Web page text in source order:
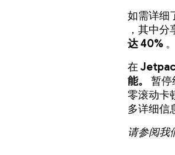
如需详细
，其中
达 40%
在
能。 暂停
零滚动卡
多详细信
请参阅我